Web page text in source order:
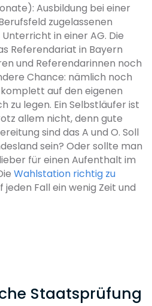
Ausbildung bei einer
zugelassenen
in einer AG. Die
Referendariat in Bayern
und Referendarinnen noch
Chance: nämlich noch
auf den eigenen
zu legen. Ein Selbstläufer ist
allem nicht, denn gute
sind das A und O. Soll
sein? Oder sollte man
für einen Aufenthalt im
Wahlstation richtig zu
jeden Fall ein wenig Zeit und
Staatsprüfung